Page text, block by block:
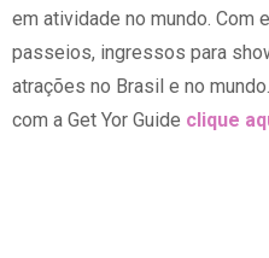
em atividade no mundo. Com
passeios, ingressos para
atrações no Brasil e no
com a Get Yor Guide clique